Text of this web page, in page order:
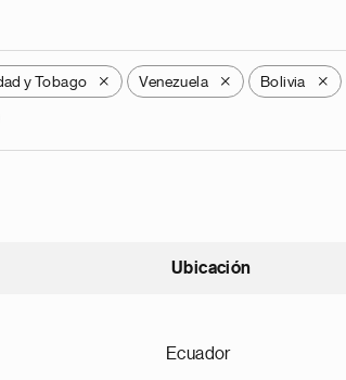
y Tobago X Venezuela X Bolivia X
Ubicación
Ecuador